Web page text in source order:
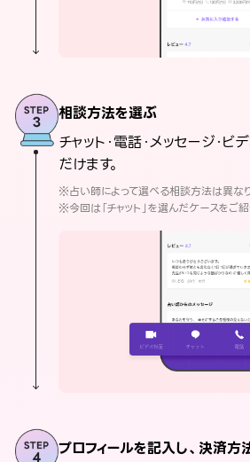
相談方法を選ぶ
チャット・電話・メッセージ・
だけます。
※占い師によって選べる相談方法は異な
※今回は「チャット」を選んだケースをご
プロフィールを記入し、決済方